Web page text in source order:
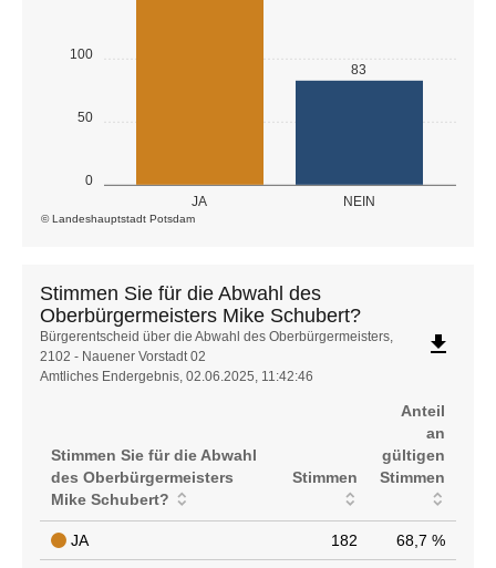
0
50
100
JA NEIN
83
© Landeshauptstadt Potsdam
Stimmen Sie für die Abwahl des
Oberbürgermeisters Mike Schubert?
Stimmen
Sie
für
des
Oberbürgermeisters
Mike
Bürgerentscheid über die Abwahl des Oberbürgermeisters,
2102 - Nauener Vorstadt 02
Amtliches Endergebnis, 02.06.2025, 11:42:46
file_download
Stimmen Sie für die Abwahl
des Oberbürgermeisters
Mike Schubert?
Stimmen
Anteil
an
gültigen
Stimmen
JA 182 68,7 %